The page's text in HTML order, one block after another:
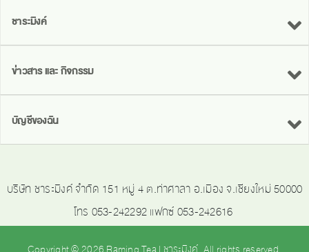
ชาระมิงค์
ข่าวสาร และ กิจกรรม
บัญชีของฉัน
บริษัท ชาระมิงค์ จำกัด 151 หมู่ 4 ต.ท่าศาลา อ.เมือง จ.เชียงใหม่ 50000
โทร 053-242292 แฟกซ์ 053-242616